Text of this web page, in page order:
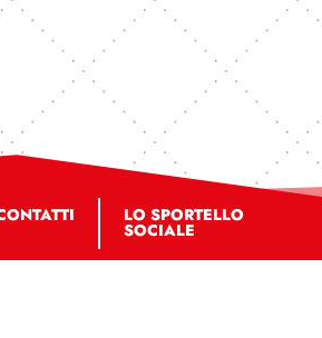
LO SPORTELLO
SOCIALE